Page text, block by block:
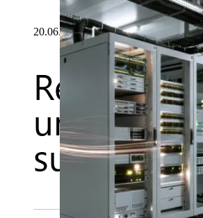
20.06.2026
uma
suficiente